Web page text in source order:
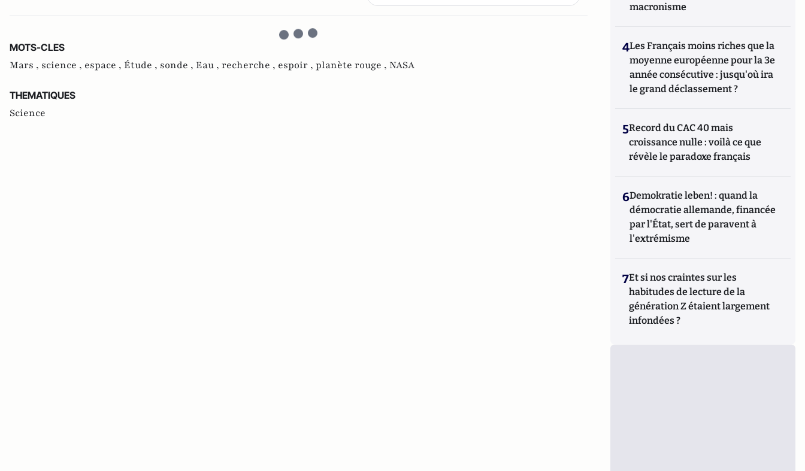
MOTS-CLES
Mars , science , espace , Étude , sonde , Eau , recherche , espoir , planète rouge , NASA
THEMATIQUES
Science
macronisme
4Les Français moins riches que la
moyenne européenne pour la 3e
année consécutive : jusqu'où ira
le grand déclassement ?
5Record du CAC 40 mais
croissance nulle : voilà ce que
révèle le paradoxe français
6Demokratie leben! : quand la
démocratie allemande, financée
par l'État, sert de paravent à
l'extrémisme
7Et si nos craintes sur les
habitudes de lecture de la
génération Z étaient largement
infondées ?